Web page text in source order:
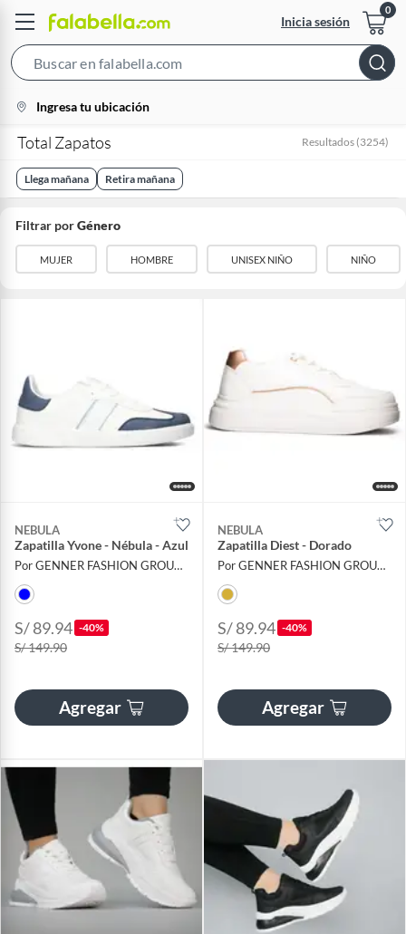
Inicia sesión
Bar
location-
icon
Ingresa tu ubicación
Total Zapatos Resultados (3254)
Llega mañana Retira mañana
Filtrar porGénero
MUJER HOMBRE UNISEX NIÑO NIÑO
NEBULA
Zapatilla Yvone - Nébula - Azul
Por GENNER FASHION GROUP EIRL
S/ 89.94 -40%
S/ 149.90
Agregar
NEBULA
Zapatilla Diest - Dorado
Por GENNER FASHION GROUP EIRL
S/ 89.94 -40%
S/ 149.90
Agregar